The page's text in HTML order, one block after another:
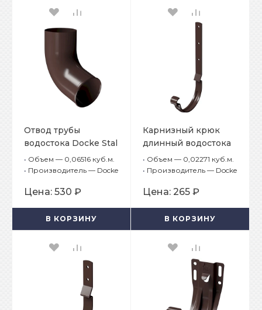
Отвод трубы
водостока Docke Stal
Premium Шоколад
RAL 8019
• Объем — 0,06516 куб.м.
• Производитель — Docke
Цена: 530 ₽
В КОРЗИНУ
Карнизный крюк
длинный водостока
Docke Stal Premium
Шоколад RAL 8019
• Объем — 0,02271 куб.м.
• Производитель — Docke
Цена: 265 ₽
В КОРЗИНУ